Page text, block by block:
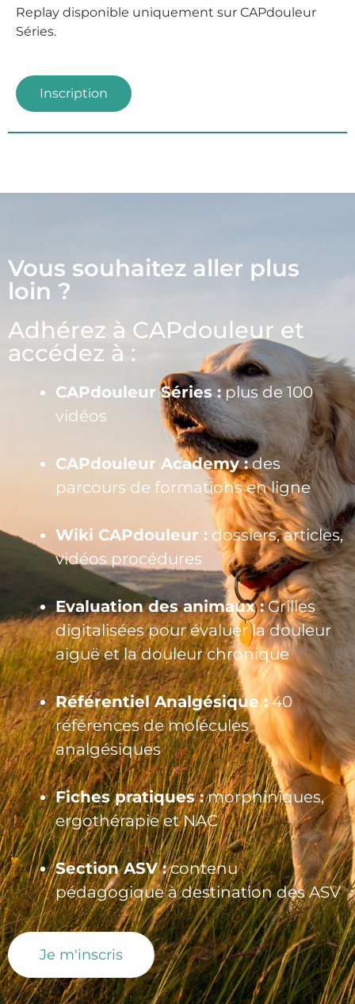
Replay disponible uniquement sur CAPdouleur
Séries.
Inscription
Vous souhaitez aller plus
loin ?
Adhérez à CAPdouleur et
accédez à :
CAPdouleur Séries :plus de 100
vidéos
CAPdouleur Academy :des
parcours de formations en ligne
Wiki CAPdouleur : dossiers, articles,
vidéos procédures
Evaluation des animaux :Grilles
digitalisées pour évaluer la douleur
aiguë et la douleur chronique
Référentiel Analgésique :40
références de molécules
analgésiques
Fiches pratiques :morphiniques,
ergothérapie et NAC
Section ASV :contenu
pédagogique à destination des ASV
Je m'inscris